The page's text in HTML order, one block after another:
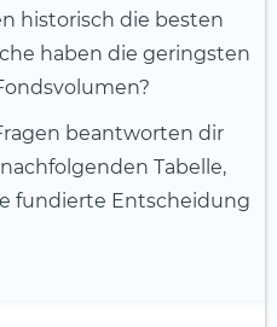
historisch die besten
haben die geringsten
beantworten dir
Tabelle,
fundierte Entscheidung